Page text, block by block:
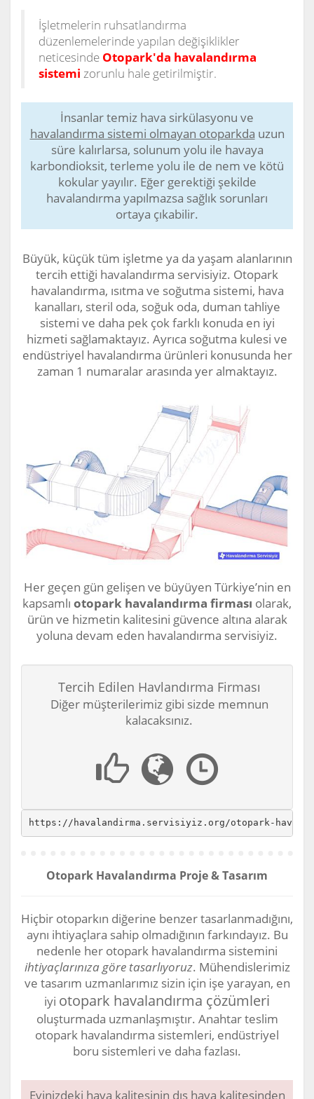
İşletmelerin ruhsatlandırma
düzenlemelerinde yapılan değişiklikler
neticesinde Otopark'da havalandırma
sistemi zorunlu hale getirilmiştir.
İnsanlar temiz hava sirkülasyonu ve
havalandırma sistemi olmayan otoparkda uzun
süre kalırlarsa, solunum yolu ile havaya
karbondioksit, terleme yolu ile de nem ve kötü
kokular yayılır. Eğer gerektiği şekilde
havalandırma yapılmazsa sağlık sorunları
ortaya çıkabilir.
Büyük, küçük tüm işletme ya da yaşam alanlarının
tercih ettiği havalandırma servisiyiz. Otopark
havalandırma, ısıtma ve soğutma sistemi, hava
kanalları, steril oda, soğuk oda, duman tahliye
sistemi ve daha pek çok farklı konuda en iyi
hizmeti sağlamaktayız. Ayrıca soğutma kulesi ve
endüstriyel havalandırma ürünleri konusunda her
zaman 1 numaralar arasında yer almaktayız.
Her geçen gün gelişen ve büyüyen Türkiye’nin en
kapsamlı otopark havalandırma firması olarak,
ürün ve hizmetin kalitesini güvence altına alarak
yoluna devam eden havalandırma servisiyiz.
Tercih Edilen Havlandırma Firması
Diğer müşterilerimiz gibi sizde memnun
kalacaksınız.
https://havalandirma.servisiyiz.org/otopark-
Otopark Havalandırma Proje & Tasarım
Hiçbir otoparkın diğerine benzer tasarlanmadığını,
aynı ihtiyaçlara sahip olmadığının farkındayız. Bu
nedenle her otopark havalandırma sistemini
ihtiyaçlarınıza göre tasarlıyoruz. Mühendislerimiz
ve tasarım uzmanlarımız sizin için işe yarayan, en
iyi otopark havalandırma çözümleri
oluşturmada uzmanlaşmıştır. Anahtar teslim
otopark havalandırma sistemleri, endüstriyel
boru sistemleri ve daha fazlası.
Evinizdeki hava kalitesinin dış hava kalitesinden